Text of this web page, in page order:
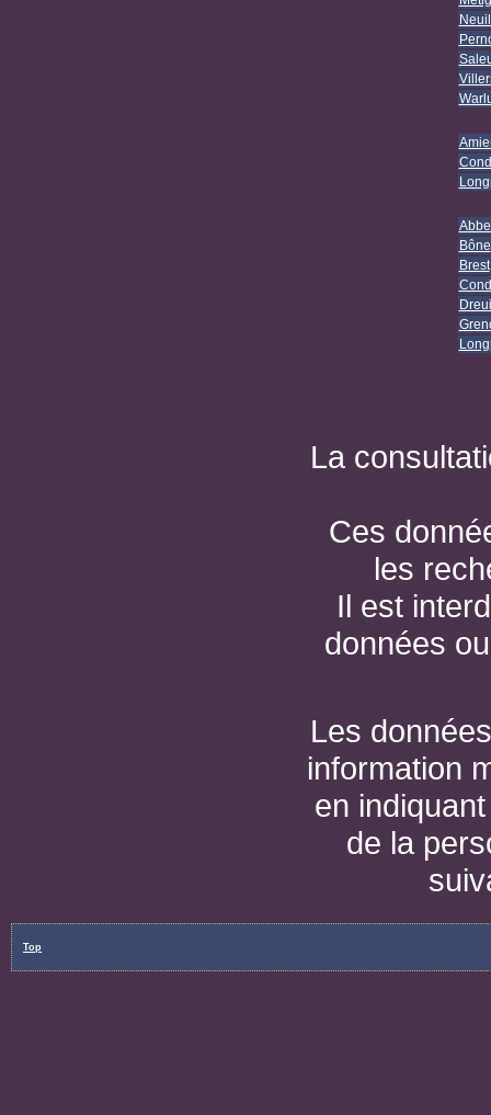
Bône
Brest
La
Ces
les
Il est
données
Les
information
en
de la
Top